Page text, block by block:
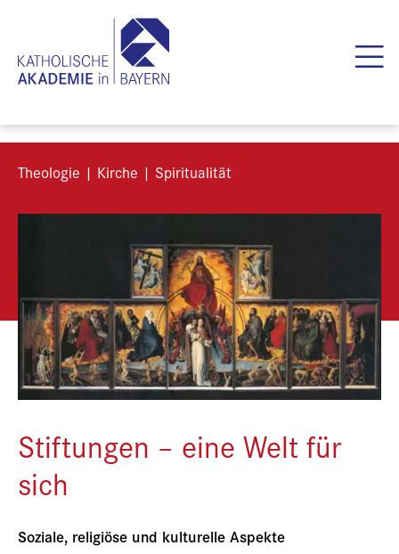
Theologie | Kirche | Spiritualität
Stiftungen – eine Welt für
sich
Soziale, religiöse und kulturelle Aspekte